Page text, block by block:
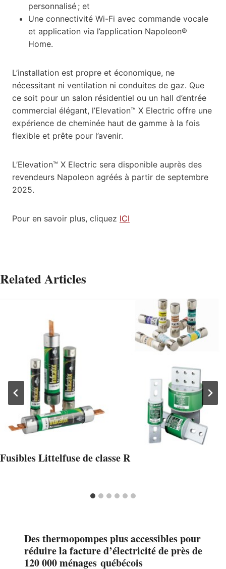
personnalisé ; et
Une connectivité Wi-Fi avec commande vocale
et application via l’application Napoleon®
Home.
L’installation est propre et économique, ne
nécessitant ni ventilation ni conduites de gaz. Que
ce soit pour un salon résidentiel ou un hall d’entrée
commercial élégant, l’Elevation™ X Electric offre une
expérience de cheminée haut de gamme à la fois
flexible et prête pour l’avenir.
L’Elevation™ X Electric sera disponible auprès des
revendeurs Napoleon agréés à partir de septembre
2025.
Pour en savoir plus, cliquez ICI
Related Articles
Fusibles Littelfuse de classe R
Des thermopompes plus accessibles pour
réduire la facture d’électricité de près de
120 000 ménages québécois